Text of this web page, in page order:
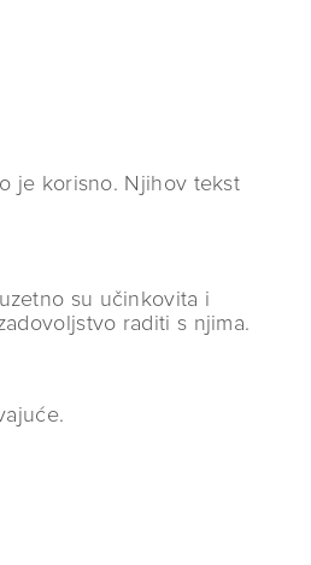
je korisno. Njihov tekst
su učinkovita i
raditi s njima.